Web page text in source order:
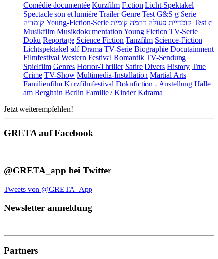
Comédie documentée Kurzfilm Fiction Licht-Spektakel
Spectacle son et lumière Trailer Genre Test G&S g Serie
קומדיה Young-Fiction-Serie קומדיית פעולה דרמה קומית
Test c
Musikfilm Musikdokumentation Young Fiction TV-Serie
Doku Reportage Science Fiction Tanzfilm Science-Fiction
Lichtspektakel sdf Drama TV-Serie Biographie Docutainment
Filmfestival Western Festival Romantik TV-Sendung
Spielfilm Genres Horror-Thriller Satire Divers History True
Crime TV-Show Multimedia-Installation Martial Arts
Familienfilm Kurzfilmfestival Dokufiction - Austellung Halle
am Berghain Berlin Familie / Kinder Kdrama
Jetzt weiterempfehlen!
GRETA auf Facebook
@GRETA_app bei Twitter
Tweets von @GRETA_App
Newsletter anmeldung
Partners